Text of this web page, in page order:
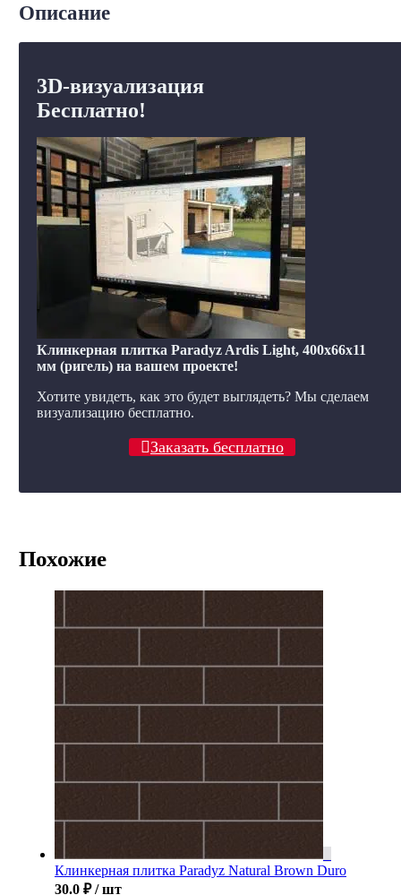
Описание
3D-визуализация
Бесплатно!
Клинкерная плитка Paradyz Ardis Light, 400x66x11
мм (ригель) на вашем проекте!
Хотите увидеть, как это будет выглядеть? Мы сделаем
визуализацию бесплатно.
Заказать бесплатно
Похожие
Клинкерная плитка Paradyz Natural Brown Duro
30.0 ₽ / шт